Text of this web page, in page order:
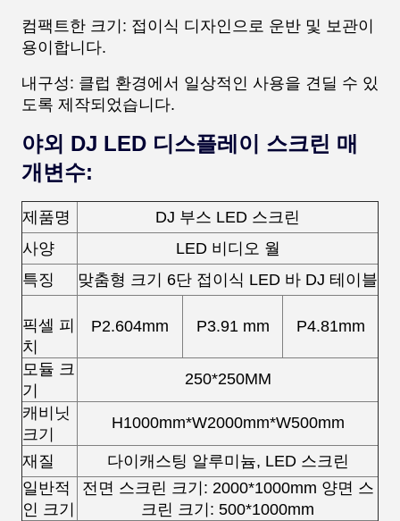
컴팩트한 크기: 접이식 디자인으로 운반 및 보관이
용이합니다.
내구성: 클럽 환경에서 일상적인 사용을 견딜 수 있
도록 제작되었습니다.
야외 DJ LED 디스플레이 스크린 매
개변수:
제품명
DJ 부스 LED 스크린
사양
LED 비디오 월
특징
맞춤형 크기 6단 접이식 LED 바 DJ 테이블
픽셀 피
치
P2.604mm P3.91 mm P4.81mm
모듈 크
기
250*250MM
캐비닛
크기
H1000mm*W2000mm*W500mm
재질
다이캐스팅 알루미늄, LED 스크린
일반적
인 크기
전면 스크린 크기: 2000*1000mm 양면 스
크린 크기: 500*1000mm